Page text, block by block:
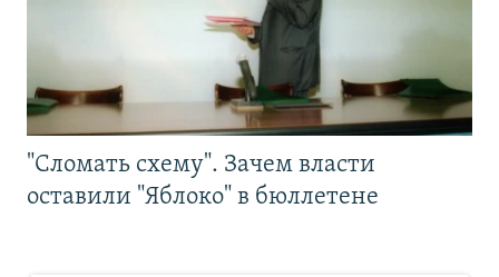
"Сломать схему". Зачем власти
оставили "Яблоко" в бюллетене